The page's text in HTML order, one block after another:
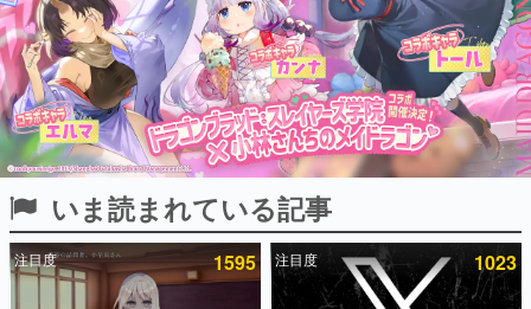
ピックアップ
電ファミのいま読まれている記事ランキング
いま読まれている記事
注目度 1595 注目度 1023